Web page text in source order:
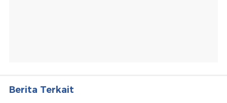
Berita Terkait